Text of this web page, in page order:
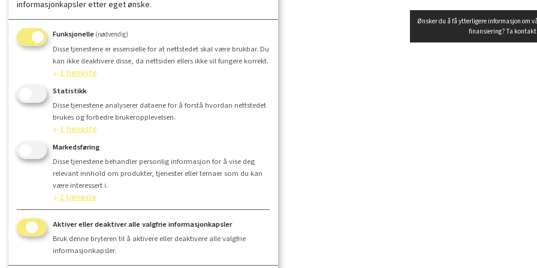
Ønsker du å få ytterligere informasjon om
finansiering? Ta kontakt
informasjonkapsler etter eget ønske.
Funksjonelle (nødvendig)
Disse tjenestene er essensielle for at nettstedet skal være brukbar. Du
kan ikke deaktivere disse, da nettsiden ellers ikke vil fungere korrekt.
↓ 1tjeneste
Statistikk
Disse tjenestene analyserer dataene for å forstå hvordan nettstedet
brukes og forbedre brukeropplevelsen.
↓ 1tjeneste
Markedsføring
Disse tjenestene behandler personlig informasjon for å vise deg
relevant innhold om produkter, tjenester eller temaer som du kan
være interessert i.
↓ 1tjeneste
Aktiver eller deaktiver alle valgfrie informasjonkapsler
Bruk denne bryteren til å aktivere eller deaktivere alle valgfrie
informasjonkapsler.